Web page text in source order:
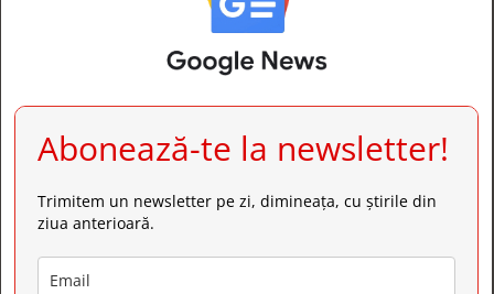
Abonează-te la newsletter!
Trimitem un newsletter pe zi, dimineața, cu știrile din
ziua anterioară.